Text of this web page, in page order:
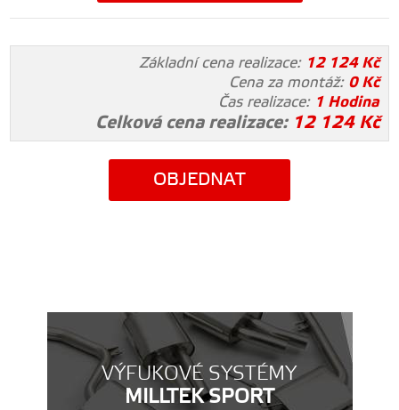
Základní cena realizace: 12 124Kč
Cena za montáž: 0Kč
Čas realizace: 1 Hodina
Celková cena realizace: 12 124 Kč
OBJEDNAT
VÝFUKOVÉ SYSTÉMY
MILLTEK SPORT